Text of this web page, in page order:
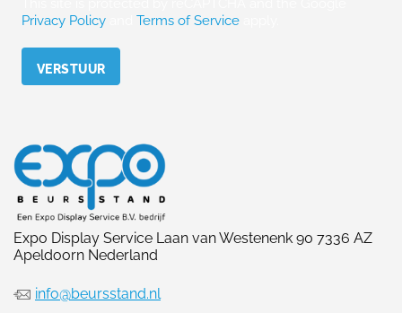
Privacy Policy
Terms of Service
Expo Display Service Laan van Westenenk 90 7336 AZ
Apeldoorn Nederland
info@beursstand.nl